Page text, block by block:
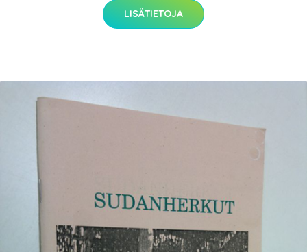
LISÄTIETOJA